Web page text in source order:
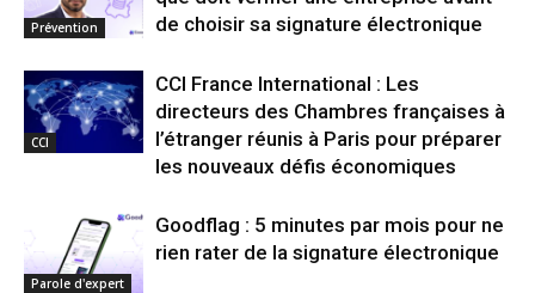
Prévention
de choisir sa signature électronique
CCI
CCI France International : Les
directeurs des Chambres françaises à
l’étranger réunis à Paris pour préparer
les nouveaux défis économiques
Parole d'expert
Goodflag : 5 minutes par mois pour ne
rien rater de la signature électronique